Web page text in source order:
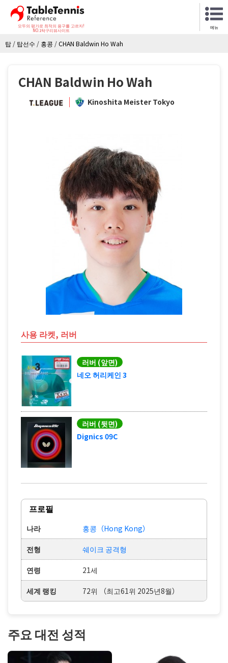
모두의 평가로 최적의 용구를 고르자!
NO.1탁구리뷰사이트
메뉴
탑 / 탑선수 / 홍콩 /CHAN Baldwin Ho Wah
CHAN Baldwin Ho Wah
Kinoshita Meister Tokyo
사용 라켓, 러버
러버 (앞면)
네오 허리케인 3
러버 (뒷면)
Dignics 09C
프로필
나라 홍콩（Hong Kong）
전형 쉐이크 공격형
연령 21세
세계 랭킹 72위 （최고61위 2025년8월）
주요 대전 성적